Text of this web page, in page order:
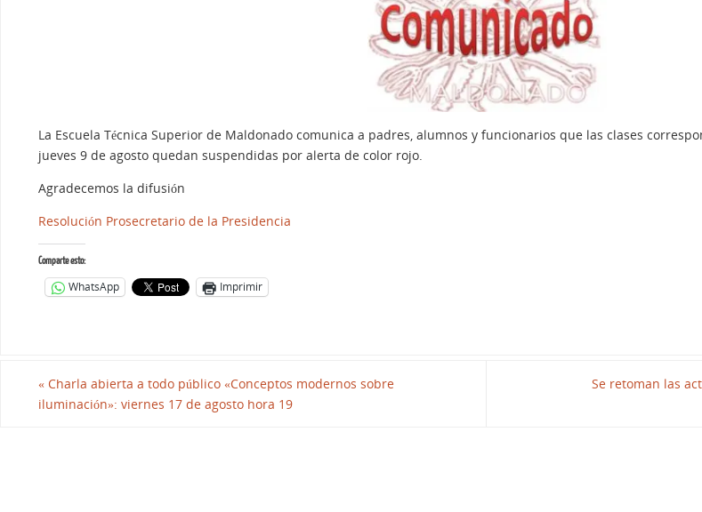
La Escuela Técnica Superior de Maldonado comunica a padres, alumnos y funcionarios que las clases
jueves 9 de agosto quedan suspendidas por alerta de color rojo.
Agradecemos la difusión
Resolución Prosecretario de la Presidencia
Comparte esto:
WhatsApp Imprimir
« Charla abierta a todo público «Conceptos modernos sobre
iluminación»: viernes 17 de agosto hora 19
Se retoman las